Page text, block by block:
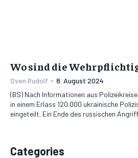
Wo sind die
Sven Rudolf - 8. August 2024
(BS) Nach Informationen aus
in einem Erlass 120.000 ukrainische
eingeteilt. Ein Ende des russischen
Categories